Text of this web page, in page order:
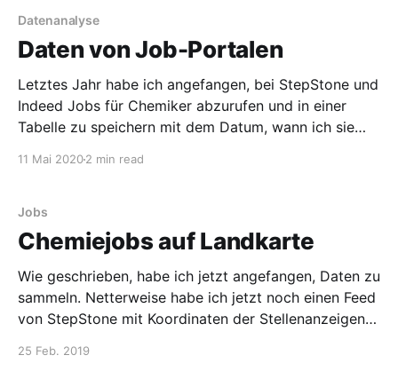
01.03.2019
Datenanalyse
Daten von Job-Portalen
Letztes Jahr habe ich angefangen, bei StepStone und
Indeed Jobs für Chemiker abzurufen und in einer
Tabelle zu speichern mit dem Datum, wann ich sie
Deep-Learning
11 Mai 20202 min read
Jobs
Chemiejobs auf Landkarte
Wie geschrieben, habe ich jetzt angefangen, Daten zu
sammeln. Netterweise habe ich jetzt noch einen Feed
von StepStone mit Koordinaten der Stellenanzeigen
25 Feb. 2019